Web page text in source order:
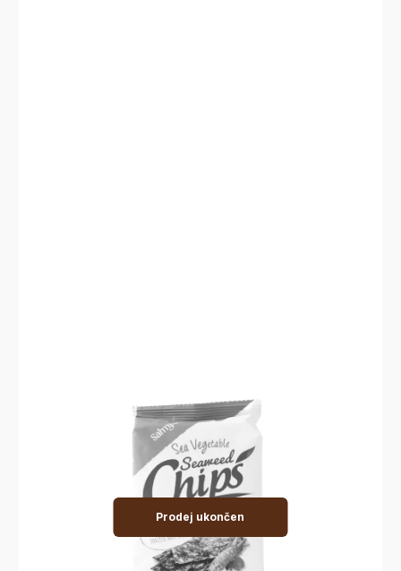
Prodej ukončen